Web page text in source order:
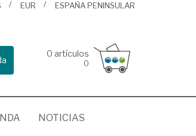
EUR ESPAÑA PENINSULAR
0 artículos
0
NOTICIAS